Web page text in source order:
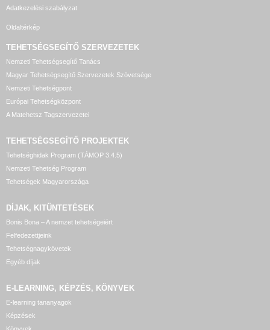
Adatkezelési szabályzat
Oldaltérkép
TEHETSÉGSEGÍTŐ SZERVEZETEK
Nemzeti Tehetségsegítő Tanács
Magyar Tehetségsegítő Szervezetek Szövetsége
Nemzeti Tehetségpont
Európai Tehetségközpont
A Matehetsz Tagszervezetei
TEHETSÉGSEGÍTŐ PROJEKTEK
Tehetséghidak Program (TÁMOP 3.4.5)
Nemzeti Tehetség Program
Tehetségek Magyarországa
DÍJAK, KITÜNTETÉSEK
Bonis Bona – A nemzet tehetségeiért
Felfedezettjeink
Tehetségnagykövetek
Egyéb díjak
E-LEARNING, KÉPZÉS, KÖNYVEK
E-learning tananyagok
Képzések